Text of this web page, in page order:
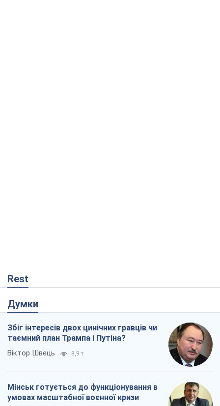
Rest
Думки
Збіг інтересів двох цинічних гравців чи
таємний план Трампа і Путіна?
Віктор Швець 8,9 т.
Мінськ готується до функціонування в
умовах масштабної воєнної кризи